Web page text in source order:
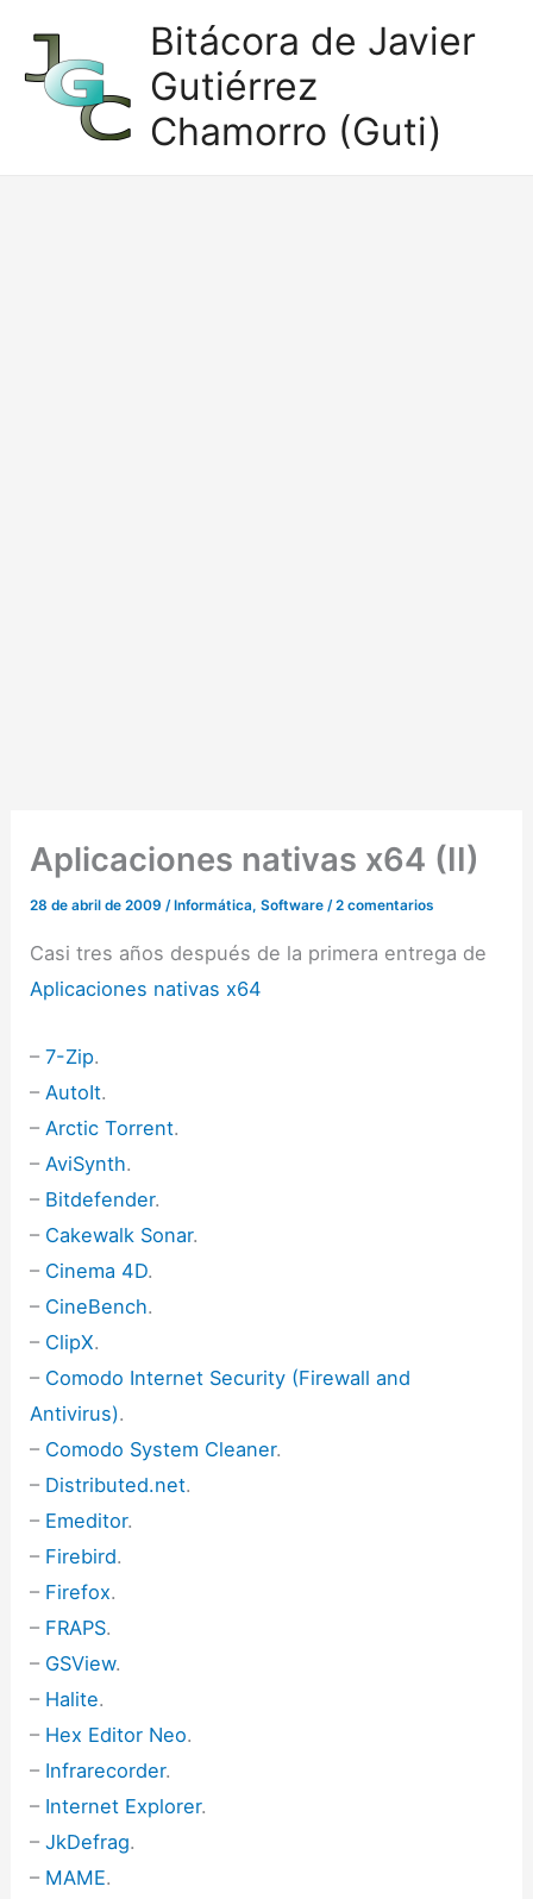
contenido
Bitácora de Javier
Gutiérrez
Chamorro (Guti)
Aplicaciones nativas x64 (II)
28 de abril de 2009/ Informática,Software /2 comentarios
Casi tres años después de la primera entrega de
Aplicaciones nativas x64
–7-Zip.
– AutoIt.
– Arctic Torrent.
– AviSynth.
– Bitdefender.
– Cakewalk Sonar.
– Cinema 4D.
– CineBench.
– ClipX.
– Comodo Internet Security (Firewall and
Antivirus).
– Comodo System Cleaner.
– Distributed.net.
– Emeditor.
– Firebird.
– Firefox.
– FRAPS.
– GSView.
– Halite.
– Hex Editor Neo.
– Infrarecorder.
– Internet Explorer.
–JkDefrag.
– MAME.